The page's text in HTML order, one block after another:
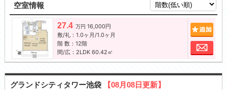
空室情報
27.4 万円 16,000円
敷/礼：1.0ヶ月/1.0ヶ月
階 数：12階
間/広：2LDK 60.42㎡
お
グランドシティタワー池袋 【08月08日更新】